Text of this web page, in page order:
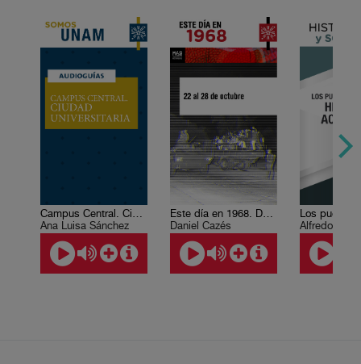
Campus Central. Ciudad Universitaria
Ana Luisa Sánchez
Este día en 1968. Del 22 al 28 de octubre
Daniel Cazés